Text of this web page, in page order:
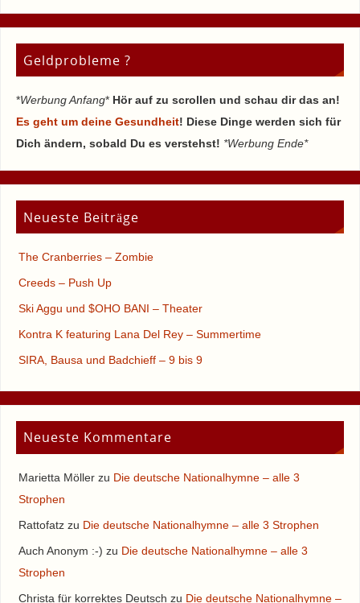
Geldprobleme ?
*Werbung Anfang* Hör auf zu scrollen und schau dir das an!
Es geht um deine Gesundheit! Diese Dinge werden sich für
Dich ändern, sobald Du es verstehst! *Werbung Ende*
Neueste Beiträge
The Cranberries – Zombie
Creeds – Push Up
Ski Aggu und $OHO BANI – Theater
Kontra K featuring Lana Del Rey – Summertime
SIRA, Bausa und Badchieff – 9 bis 9
Neueste Kommentare
Marietta Möllerzu Die deutsche Nationalhymne – alle 3
Strophen
Rattofatzzu Die deutsche Nationalhymne – alle 3 Strophen
Auch Anonym :-) zu Die deutsche Nationalhymne – alle 3
Strophen
Christa für korrektes Deutsch zu Die deutsche Nationalhymne –